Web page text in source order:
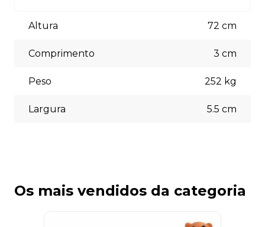
(5% off) cartões de crédito, boleto bancário. Você pode
escolher a opção que melhor se adapte às suas
Altura 72 cm
Comprimento 3 cm
Peso 252 kg
Largura 5.5 cm
Os mais vendidos da categoria